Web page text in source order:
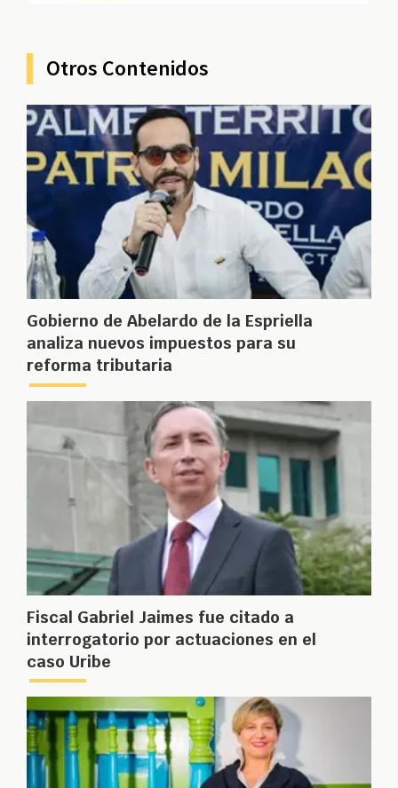
Otros Contenidos
Gobierno de Abelardo de la Espriella
analiza nuevos impuestos para su
reforma tributaria
Fiscal Gabriel Jaimes fue citado a
interrogatorio por actuaciones en el
caso Uribe